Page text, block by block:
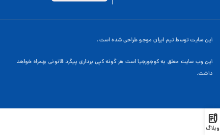
این سایت توسط تیم ایران موجو طراحی شده است.
این وب سایت معلق به کوجورجیا است هر گونه کپی برداری پیگرد قانونی بهمراه خواهد
داشت.
وبلاگ